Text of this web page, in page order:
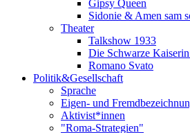
Gipsy Queen
Sidonie & Amen sam
Theater
Talkshow 1933
Die Schwarze
Romano Svato
Politik&Gesellschaft
Sprache
Eigen- und
Aktivist*innen
"Roma-Strategien"